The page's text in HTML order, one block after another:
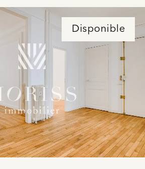
Disponible